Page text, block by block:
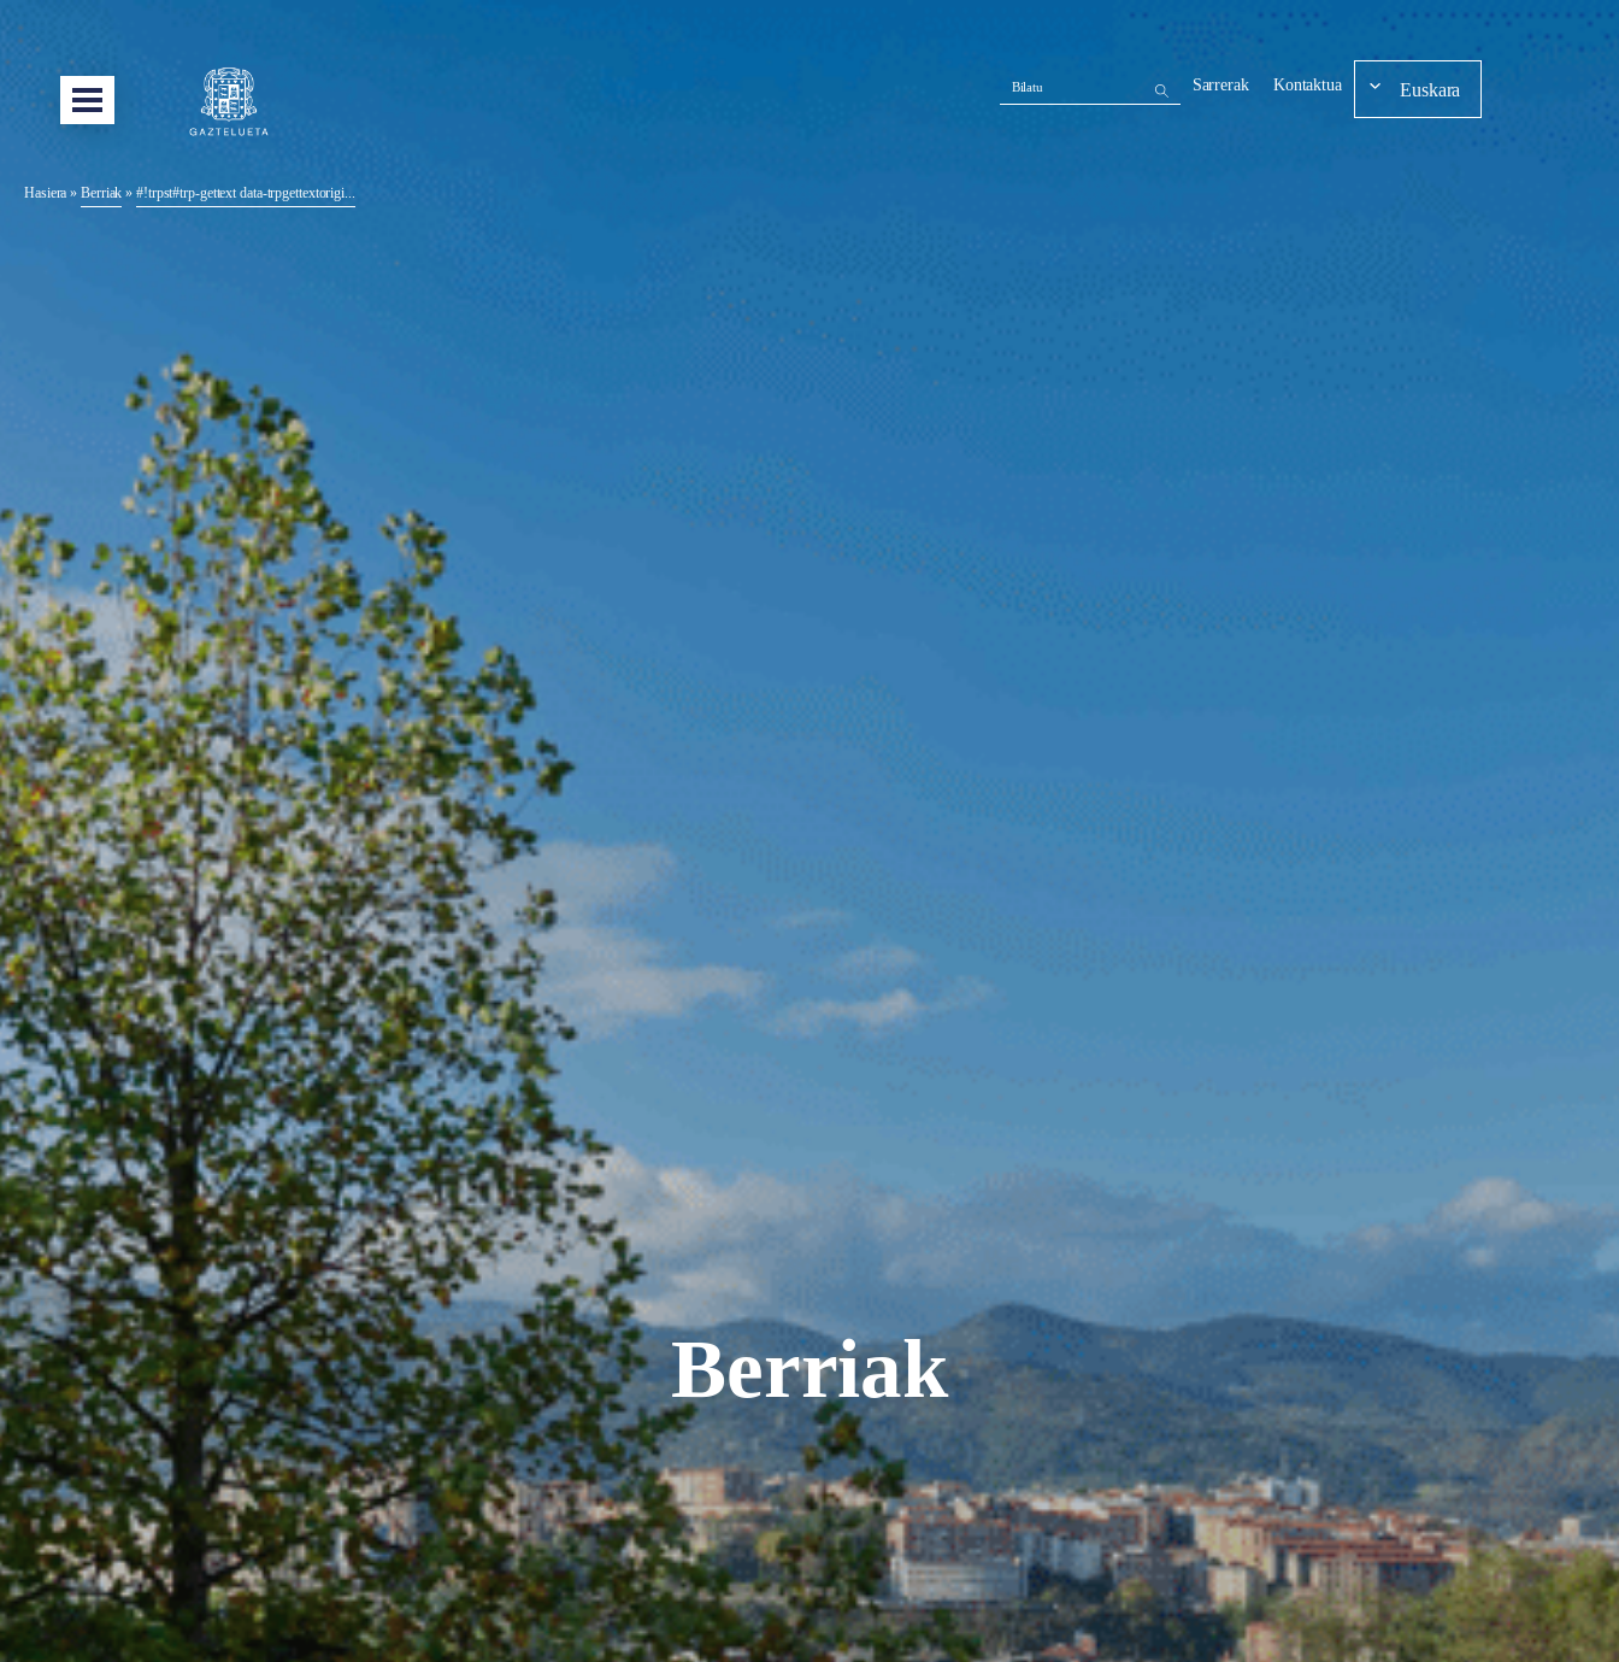
Hasiera »Berriak »#!trpst#trp-gettext data-trpgettextorigi...
Bilatu Sarrerak Kontaktua Euskara
Berriak